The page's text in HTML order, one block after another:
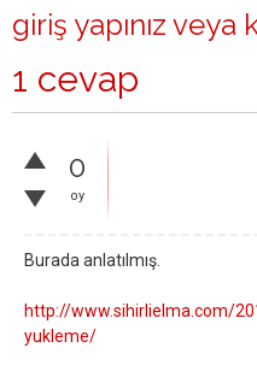
giriş yapınız veya
1 cevap
0
oy
Burada anlatılmış.
http://www.sihirlielma.com/
yukleme/